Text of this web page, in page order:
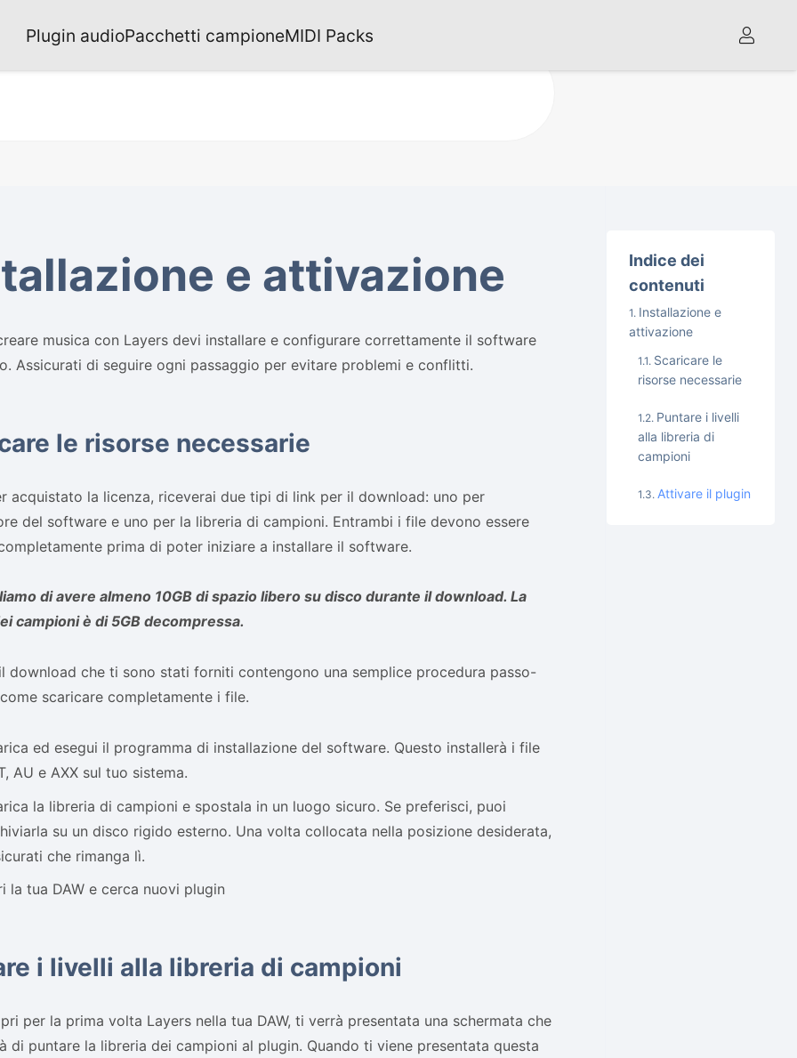
Plugin audioPacchetti campioneMIDI Packs
e attivazione
musica con Layers devi installare e configurare correttamente il software
Assicurati di seguire ogni passaggio per evitare problemi e conflitti.
le risorse necessarie
acquistato la licenza, riceverai due tipi di link per il download: uno per
del software e uno per la libreria di campioni. Entrambi i file devono essere
prima di poter iniziare a installare il software.
di avere almeno 10GB di spazio libero su disco durante il download. La
campioni è di 5GB decompressa.
download che ti sono stati forniti contengono una semplice procedura passo-
scaricare completamente i file.
ed esegui il programma di installazione del software. Questo installerà i file
AU e AXX sul tuo sistema.
la libreria di campioni e spostala in un luogo sicuro. Se preferisci, puoi
su un disco rigido esterno. Una volta collocata nella posizione desiderata,
che rimanga lì.
la tua DAW e cerca nuovi plugin
i livelli alla libreria di campioni
per la prima volta Layers nella tua DAW, ti verrà presentata una schermata che
di puntare la libreria dei campioni al plugin. Quando ti viene presentata questa
Indice dei
contenuti
Installazione e
attivazione
Scaricare le
risorse necessarie
Puntare i livelli
alla libreria di
campioni
Attivare il plugin